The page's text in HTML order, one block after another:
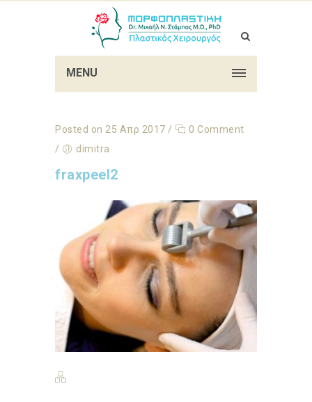
MENU
Posted on 25 Απρ 2017 /
0 Comment
/
dimitra
fraxpeel2